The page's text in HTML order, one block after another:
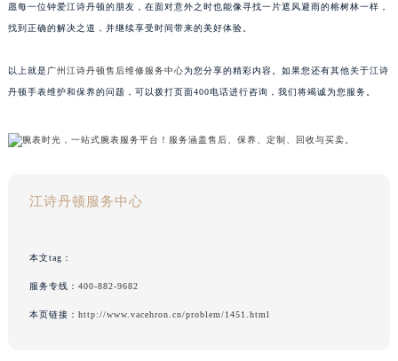
愿每一位钟爱江诗丹顿的朋友，在面对意外之时也能像寻找一片遮风避雨的榕树林一样，
找到正确的解决之道，并继续享受时间带来的美好体验。
以上就是 广州江诗丹顿售后维修服务中心为您分享的精彩内容。如果您还有其他关于江诗
丹顿手表维护和保养的问题，可以拨打页面400电话进行咨询，我们将竭诚为您服务。
江诗丹顿服务中心
本文tag：
服务专线： 400-882-9682
本页链接： http://www.vacehron.cn/problem/1451.html